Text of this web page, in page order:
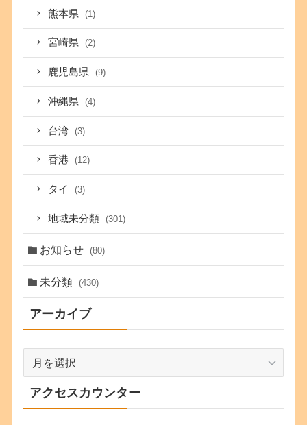
熊本県 (1)
宮崎県 (2)
鹿児島県 (9)
沖縄県 (4)
台湾 (3)
香港 (12)
タイ (3)
地域未分類 (301)
お知らせ (80)
未分類 (430)
アーカイブ
カ
イ
アクセスカウンター